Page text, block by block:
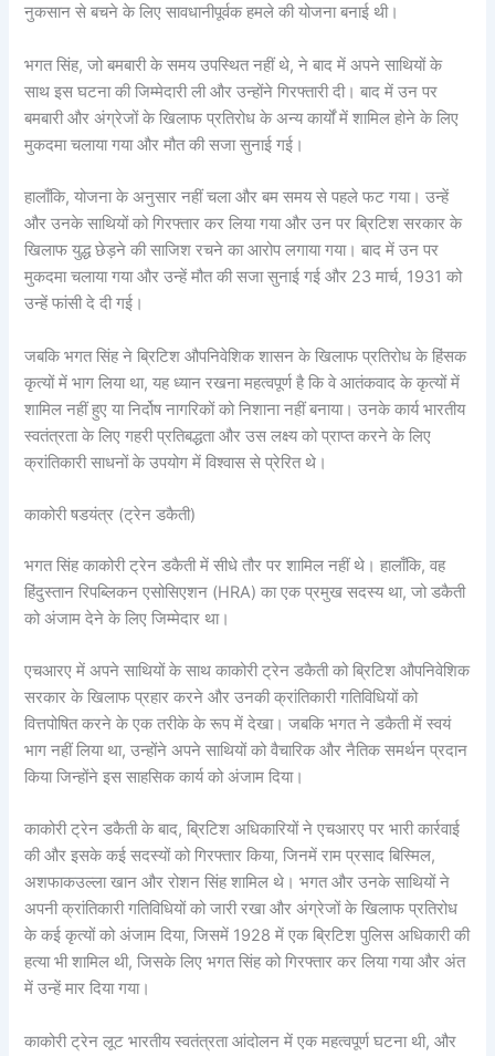
नुकसान से बचने के लिए सावधानीपूर्वक हमले की योजना बनाई थी।
भगत सिंह, जो बमबारी के समय उपस्थित नहीं थे, ने बाद में अपने साथियों के
साथ इस घटना की जिम्मेदारी ली और उन्होंने गिरफ्तारी दी। बाद में उन पर
बमबारी और अंग्रेजों के खिलाफ प्रतिरोध के अन्य कार्यों में शामिल होने के लिए
मुकदमा चलाया गया और मौत की सजा सुनाई गई।
हालाँकि, योजना के अनुसार नहीं चला और बम समय से पहले फट गया। उन्हें
और उनके साथियों को गिरफ्तार कर लिया गया और उन पर ब्रिटिश सरकार के
खिलाफ युद्ध छेड़ने की साजिश रचने का आरोप लगाया गया। बाद में उन पर
मुकदमा चलाया गया और उन्हें मौत की सजा सुनाई गई और 23 मार्च, 1931 को
उन्हें फांसी दे दी गई।
जबकि भगत सिंह ने ब्रिटिश औपनिवेशिक शासन के खिलाफ प्रतिरोध के हिंसक
कृत्यों में भाग लिया था, यह ध्यान रखना महत्वपूर्ण है कि वे आतंकवाद के कृत्यों में
शामिल नहीं हुए या निर्दोष नागरिकों को निशाना नहीं बनाया। उनके कार्य भारतीय
स्वतंत्रता के लिए गहरी प्रतिबद्धता और उस लक्ष्य को प्राप्त करने के लिए
क्रांतिकारी साधनों के उपयोग में विश्वास से प्रेरित थे।
काकोरी षडयंत्र (ट्रेन डकैती)
भगत सिंह काकोरी ट्रेन डकैती में सीधे तौर पर शामिल नहीं थे। हालाँकि, वह
हिंदुस्तान रिपब्लिकन एसोसिएशन (HRA) का एक प्रमुख सदस्य था, जो डकैती
को अंजाम देने के लिए जिम्मेदार था।
एचआरए में अपने साथियों के साथ काकोरी ट्रेन डकैती को ब्रिटिश औपनिवेशिक
सरकार के खिलाफ प्रहार करने और उनकी क्रांतिकारी गतिविधियों को
वित्तपोषित करने के एक तरीके के रूप में देखा। जबकि भगत ने डकैती में स्वयं
भाग नहीं लिया था, उन्होंने अपने साथियों को वैचारिक और नैतिक समर्थन प्रदान
किया जिन्होंने इस साहसिक कार्य को अंजाम दिया।
काकोरी ट्रेन डकैती के बाद, ब्रिटिश अधिकारियों ने एचआरए पर भारी कार्रवाई
की और इसके कई सदस्यों को गिरफ्तार किया, जिनमें राम प्रसाद बिस्मिल,
अशफाकउल्ला खान और रोशन सिंह शामिल थे। भगत और उनके साथियों ने
अपनी क्रांतिकारी गतिविधियों को जारी रखा और अंग्रेजों के खिलाफ प्रतिरोध
के कई कृत्यों को अंजाम दिया, जिसमें 1928 में एक ब्रिटिश पुलिस अधिकारी की
हत्या भी शामिल थी, जिसके लिए भगत सिंह को गिरफ्तार कर लिया गया और अंत
में उन्हें मार दिया गया।
काकोरी ट्रेन लूट भारतीय स्वतंत्रता आंदोलन में एक महत्वपूर्ण घटना थी, और